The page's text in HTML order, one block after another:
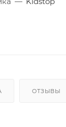
ОТЗЫВЫ